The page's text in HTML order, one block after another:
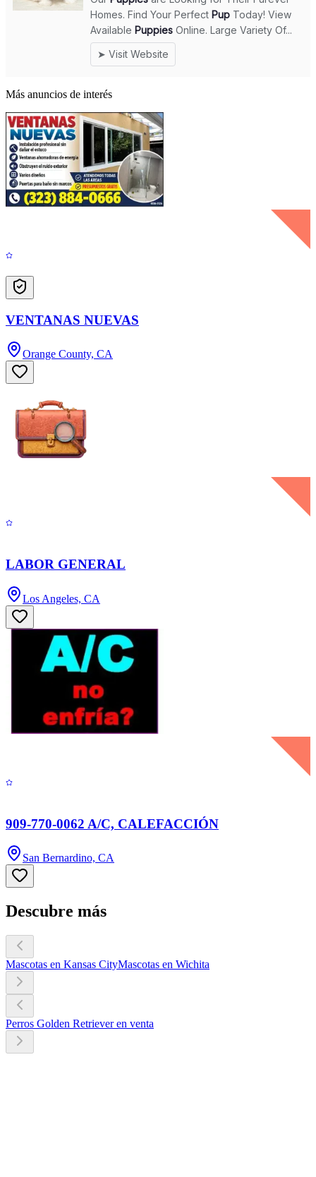
Más anuncios de interés
VENTANAS NUEVAS
Orange County, CA
LABOR GENERAL
Los Angeles, CA
909-770-0062 A/C, CALEFACCIÓN
San Bernardino, CA
Descubre más
Mascotas en Kansas CityMascotas en Wichita
Perros Golden Retriever en venta